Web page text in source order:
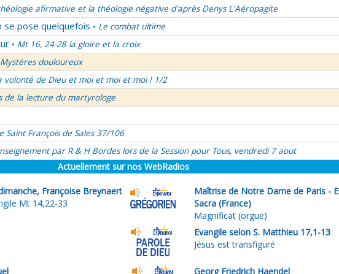
afirmative et la théologie négative d'après Denys L'Aéropagite
se pose quelquefois • Le combat ultime
• Mt 16, 24-28 la gloire et la croix
Mystères douloureux
volonté de Dieu et moi et moi et moi ! 1/2
de la lecture du martyrologe
Saint François de Sales 37/106
par R & H Bordes lors de la Session pour Tous, vendredi 7 aout
Actuellement sur nos WebRadios
Françoise Breynaert
Mt 14,22-33
Maîtrise de Notre Dame de Paris -
Sacra (France)
Magnificat (orgue)
Evangile selon S. Matthieu 17,1-13
Jésus est transfiguré
Georg Friedrich Haendel